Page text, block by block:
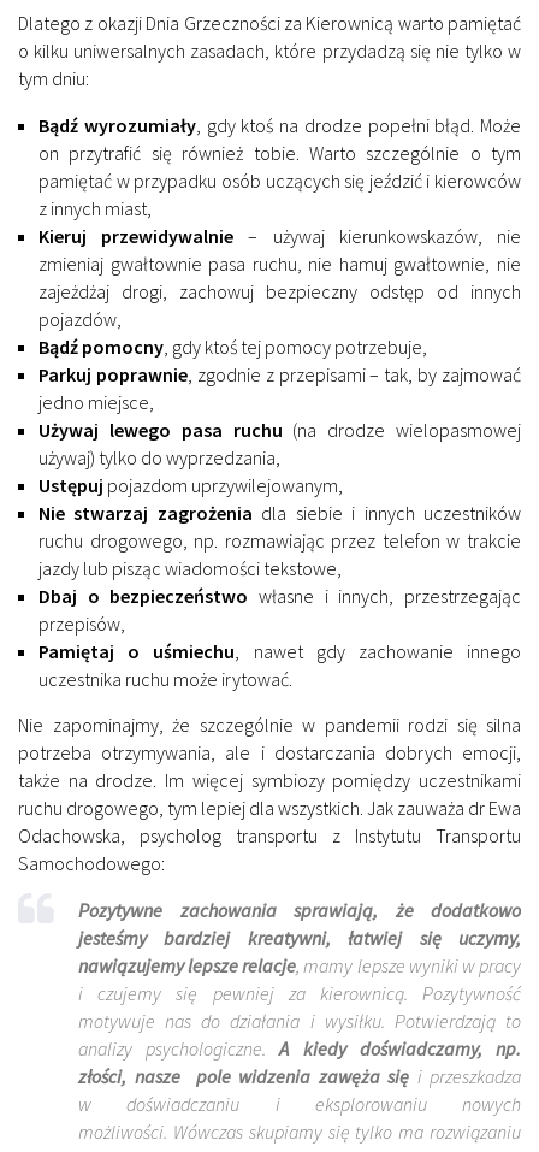
Dlatego z okazji Dnia Grzeczności za Kierownicą warto pamiętać
o kilku uniwersalnych zasadach, które przydadzą się nie tylko w
tym dniu:
Bądź wyrozumiały, gdy ktoś na drodze popełni błąd. Może
on przytrafić się również tobie. Warto szczególnie o tym
pamiętać w przypadku osób uczących się jeździć i kierowców
z innych miast,
Kieruj przewidywalnie – używaj kierunkowskazów, nie
zmieniaj gwałtownie pasa ruchu, nie hamuj gwałtownie, nie
zajeżdżaj drogi, zachowuj bezpieczny odstęp od innych
pojazdów,
Bądź pomocny , gdy ktoś tej pomocy potrzebuje,
Parkuj poprawnie, zgodnie z przepisami – tak, by zajmować
jedno miejsce,
Używaj lewego pasa ruchu (na drodze wielopasmowej
używaj) tylko do wyprzedzania,
Ustępuj pojazdom uprzywilejowanym,
Nie stwarzaj zagrożenia dla siebie i innych uczestników
ruchu drogowego, np. rozmawiając przez telefon w trakcie
jazdy lub pisząc wiadomości tekstowe,
Dbaj o bezpieczeństwo własne i innych, przestrzegając
przepisów,
Pamiętaj o uśmiechu , nawet gdy zachowanie innego
uczestnika ruchu może irytować.
Nie zapominajmy, że szczególnie w pandemii rodzi się silna
potrzeba otrzymywania, ale i dostarczania dobrych emocji,
także na drodze. Im więcej symbiozy pomiędzy uczestnikami
ruchu drogowego, tym lepiej dla wszystkich. Jak zauważa dr Ewa
Odachowska, psycholog transportu z Instytutu Transportu
Samochodowego:
Pozytywne zachowania sprawiają, że dodatkowo
jesteśmy bardziej kreatywni, łatwiej się uczymy,
nawiązujemy lepsze relacje , mamy lepsze wyniki w pracy
i czujemy się pewniej za kierownicą. Pozytywność
motywuje nas do działania i wysiłku. Potwierdzają to
analizy psychologiczne.A kiedy doświadczamy, np.
złości, nasze
pole widzenia zawęża się i przeszkadza
w doświadczaniu i eksplorowaniu nowych
możliwości. Wówczas skupiamy się tylko ma rozwiązaniu